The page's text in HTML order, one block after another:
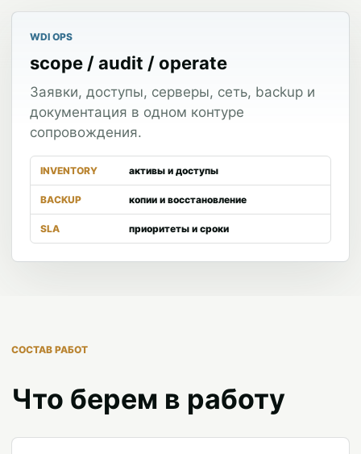
WDI OPS
scope / audit / operate
Заявки, доступы, серверы, сеть, backup и
документация в одном контуре
сопровождения.
INVENTORY активы и доступы
BACKUP копии и восстановление
SLA приоритеты и сроки
СОСТАВ РАБОТ
Что берем в работу